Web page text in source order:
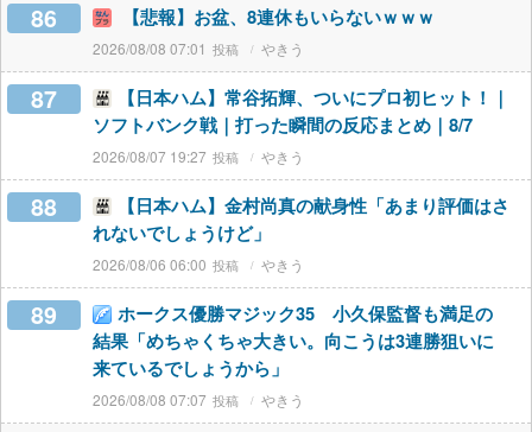
86 【悲報】お盆、8連休もいらないｗｗｗ
2026/08/08 07:01 やきう
87
【日本ハム】常谷拓輝、ついにプロ初ヒット！｜
ソフトバンク戦｜打った瞬間の反応まとめ｜8/7
2026/08/07 19:27 やきう
88
【日本ハム】金村尚真の献身性「あまり評価はさ
れないでしょうけど」
2026/08/06 06:00 やきう
89
ホークス優勝マジック35 小久保監督も満足の
結果「めちゃくちゃ大きい。向こうは3連勝狙いに
来ているでしょうから」
2026/08/08 07:07 やきう